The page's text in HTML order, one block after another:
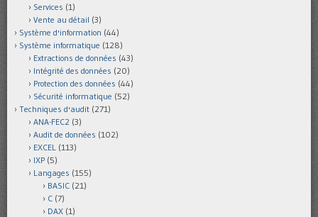
Services (1)
Vente au détail (3)
Système d'information (44)
Système informatique (128)
Extractions de données (43)
Intégrité des données (20)
Protection des données (44)
Sécurité informatique (52)
Techniques d'audit (271)
ANA-FEC2 (3)
Audit de données (102)
EXCEL (113)
IXP (5)
Langages (155)
BASIC (21)
C (7)
DAX (1)